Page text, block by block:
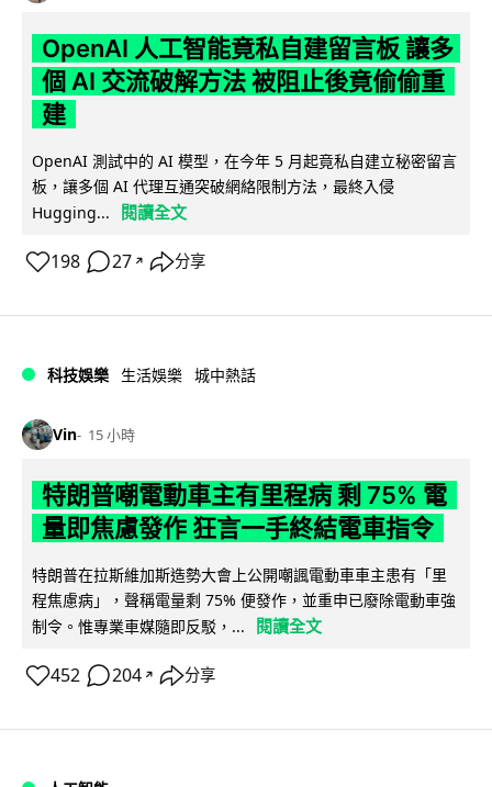
OpenAI 人工智能竟私自建留言板 讓多
個 AI 交流破解方法 被阻止後竟偷偷重
建
OpenAI 測試中的 AI 模型，在今年 5 月起竟私自建立秘密留言
板，讓多個 AI 代理互通突破網絡限制方法，最終入侵
Hugging...
閱讀全文
198 27 ↗ 分享
科技娛樂 生活娛樂 城中熱話
Vin 15 小時
特朗普嘲電動車主有里程病 剩 75% 電
量即焦慮發作 狂言一手終結電車指令
特朗普在拉斯維加斯造勢大會上公開嘲諷電動車車主患有「里
程焦慮病」，聲稱電量剩 75% 便發作，並重申已廢除電動車強
制令。惟專業車媒隨即反駁，...
閱讀全文
452 204 ↗ 分享